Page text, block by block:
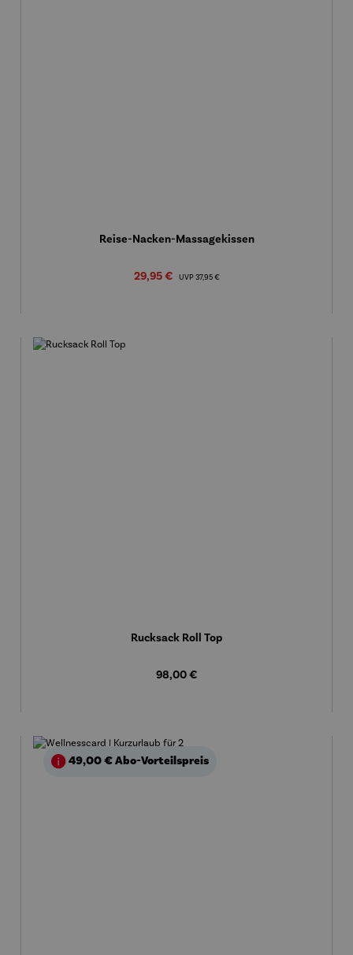
Reise-Nacken-Massagekissen
Verkaufspreis:
29,95 € UVPRegulärer Preis:
37,95 €
Rucksack Roll Top
Regulärer Preis:
98,00 €
49,00 €Abo-Vorteilspreis